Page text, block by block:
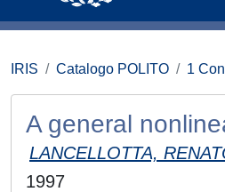
IRIS Catalogo POLITO 1
A general
LANCELLOTTA,
1997